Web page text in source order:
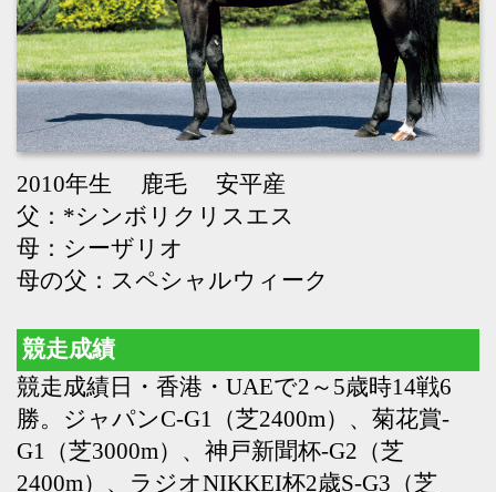
2010年生 鹿毛 安平産
父：*シンボリクリスエス
母：シーザリオ
母の父：スペシャルウィーク
競走成績
競走成績日・香港・UAEで2～5歳時14戦6
勝。ジャパンC-G1（芝2400m）、菊花賞-
G1（芝3000m）、神戸新聞杯-G2（芝
2400m）、ラジオNIKKEI杯2歳S-G3（芝
2000m）
種牡馬成績
デサイル（ダービー-G1、ドバイシーマク
ラシック-G1）、エフフォーリア（皐月賞-
G1、有馬記念-G1）、デアリングタクト
（牝馬三冠）、ステレンボッシュ（桜花賞-
G1）、ブローザホーン（宝塚記念-G1）、
サークルオブライフ（阪神ジュベナイルフ
ィリーズ-G1）、テンハッピーローズ（ヴ